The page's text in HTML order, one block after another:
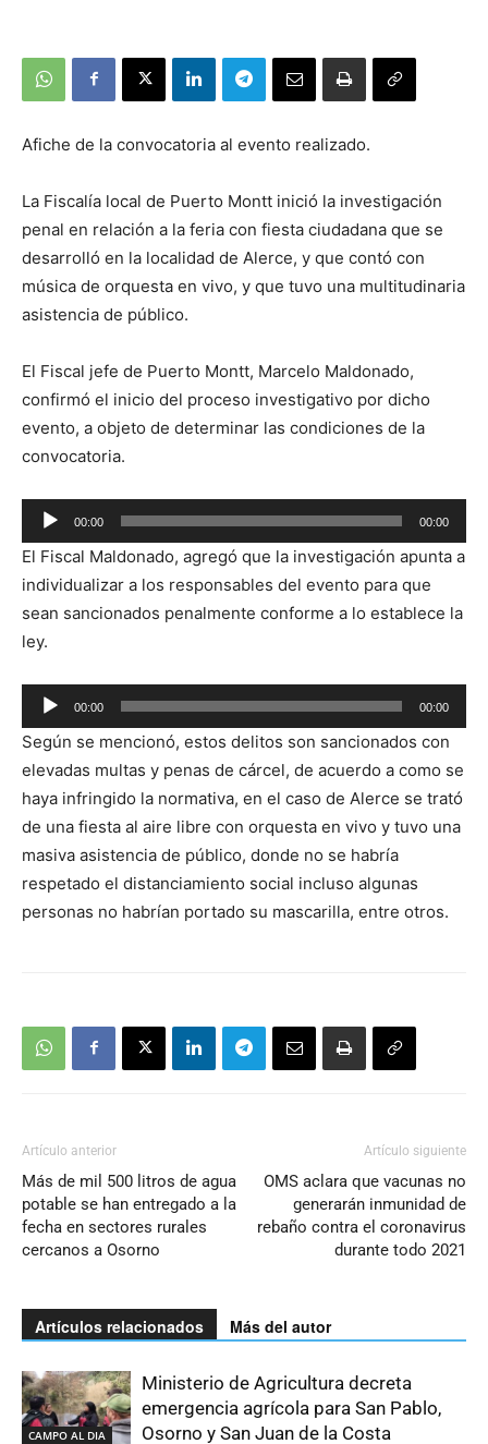
Afiche de la convocatoria al evento realizado.
La Fiscalía local de Puerto Montt inició la investigación
penal en relación a la feria con fiesta ciudadana que se
desarrolló en la localidad de Alerce, y que contó con
música de orquesta en vivo, y que tuvo una multitudinaria
asistencia de público.
El Fiscal jefe de Puerto Montt, Marcelo Maldonado,
confirmó el inicio del proceso investigativo por dicho
evento, a objeto de determinar las condiciones de la
convocatoria.
Reproductor
de
audio
00:00 00:00
El Fiscal Maldonado, agregó que la investigación apunta a
individualizar a los responsables del evento para que
sean sancionados penalmente conforme a lo establece la
ley.
Reproductor
de
audio
00:00 00:00
Según se mencionó, estos delitos son sancionados con
elevadas multas y penas de cárcel, de acuerdo a como se
haya infringido la normativa, en el caso de Alerce se trató
de una fiesta al aire libre con orquesta en vivo y tuvo una
masiva asistencia de público, donde no se habría
respetado el distanciamiento social incluso algunas
personas no habrían portado su mascarilla, entre otros.
Artículo anterior
Más de mil 500 litros de agua
potable se han entregado a la
fecha en sectores rurales
cercanos a Osorno
Artículo siguiente
OMS aclara que vacunas no
generarán inmunidad de
rebaño contra el coronavirus
durante todo 2021
Artículos relacionados Más del autor
CAMPO AL DIA
Ministerio de Agricultura decreta
emergencia agrícola para San Pablo,
Osorno y San Juan de la Costa